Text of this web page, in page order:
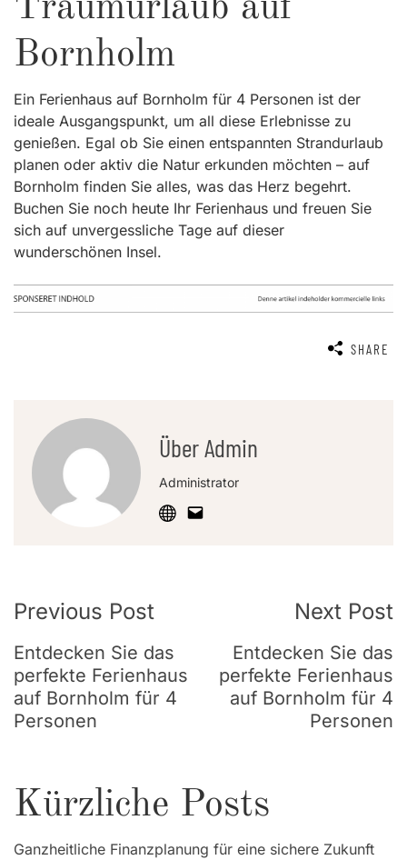
Traumurlaub auf
Bornholm
Ein Ferienhaus auf Bornholm für 4 Personen ist der
ideale Ausgangspunkt, um all diese Erlebnisse zu
genießen. Egal ob Sie einen entspannten Strandurlaub
planen oder aktiv die Natur erkunden möchten – auf
Bornholm finden Sie alles, was das Herz begehrt.
Buchen Sie noch heute Ihr Ferienhaus und freuen Sie
sich auf unvergessliche Tage auf dieser
wunderschönen Insel.
SHARE
Über Admin
Administrator
Post
Navigation
Previous Post
Entdecken Sie das
perfekte Ferienhaus
auf Bornholm für 4
Personen
Next Post
Entdecken Sie das
perfekte Ferienhaus
auf Bornholm für 4
Personen
Kürzliche Posts
Ganzheitliche Finanzplanung für eine sichere Zukunft